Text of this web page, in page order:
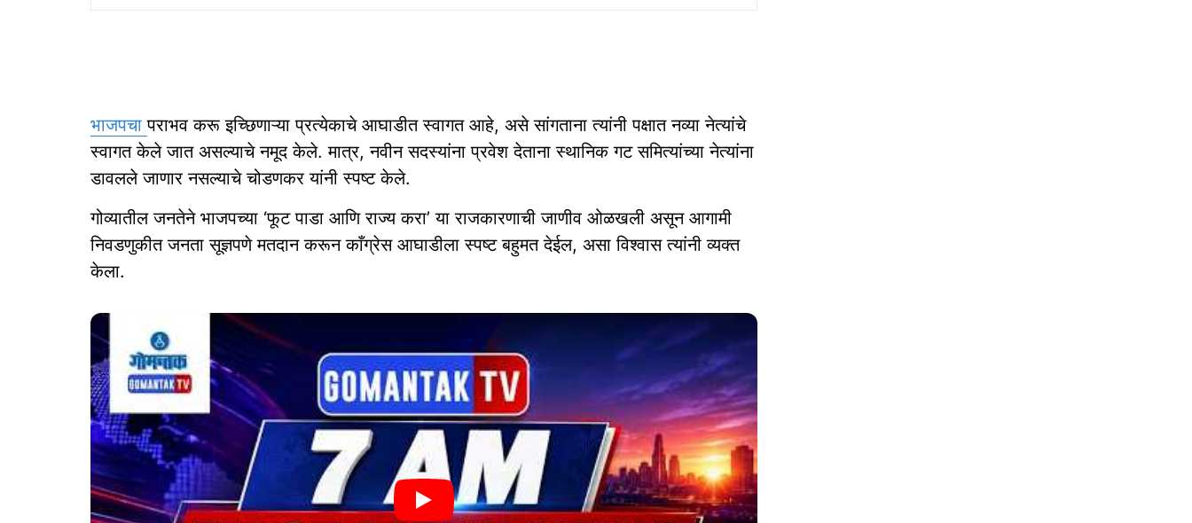
भाजपचापराभव करू इच्छिणाऱ्या प्रत्येकाचे आघाडीत स्वागत आहे, असे सांगताना त्यांनी पक्षात नव्या नेत्यांचे
स्वागत केले जात असल्याचे नमूद केले. मात्र, नवीन सदस्यांना प्रवेश देताना स्थानिक गट समित्यांच्या नेत्यांना
डावलले जाणार नसल्याचे चोडणकर यांनी स्पष्ट केले.
गोव्यातील जनतेने भाजपच्या ‘फूट पाडा आणि राज्य करा’ या राजकारणाची जाणीव ओळखली असून आगामी
निवडणुकीत जनता सूज्ञपणे मतदान करून काँग्रेस आघाडीला स्पष्ट बहुमत देईल, असा विश्वास त्यांनी व्यक्त
केला.